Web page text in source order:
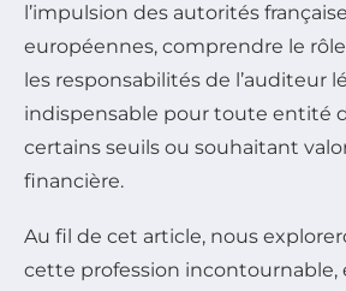
l’impulsion des autorités
européennes, comprendre le
les responsabilités de l’auditeur
indispensable pour toute entité
certains seuils ou souhaitant
financière.
Au fil de cet article, nous
cette profession incontournable,